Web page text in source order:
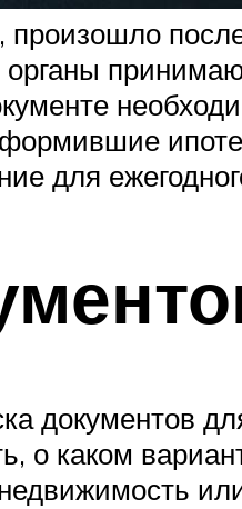
произошло
для
документов
о каком